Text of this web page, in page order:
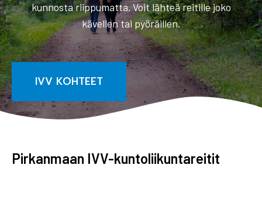
kunnosta riippumatta. Voit lähteä reitille joko
kävellen tai pyöräillen.
IVV KOHTEET
Pirkanmaan IVV-kuntoliikuntareitit